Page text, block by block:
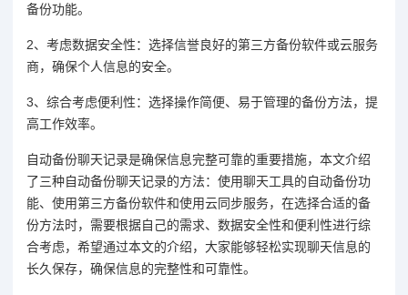
备份功能。
2、考虑数据安全性：选择信誉良好的第三方备份软件或云服务
商，确保个人信息的安全。
3、综合考虑便利性：选择操作简便、易于管理的备份方法，提
高工作效率。
自动备份聊天记录是确保信息完整可靠的重要措施，本文介绍
了三种自动备份聊天记录的方法：使用聊天工具的自动备份功
能、使用第三方备份软件和使用云同步服务，在选择合适的备
份方法时，需要根据自己的需求、数据安全性和便利性进行综
合考虑，希望通过本文的介绍，大家能够轻松实现聊天信息的
长久保存，确保信息的完整性和可靠性。